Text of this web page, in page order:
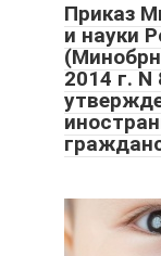
Приказ
и науки
2014 г.